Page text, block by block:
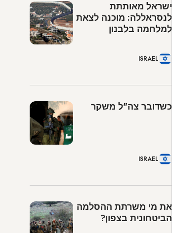
ישראל מאותתת
לנסראללה: מוכנה לצאת
למלחמה בלבנון
ISRAEL
כשדובר צה"ל משקר
ISRAEL
את מי משרתת ההסלמה
הביטחונית בצפון?